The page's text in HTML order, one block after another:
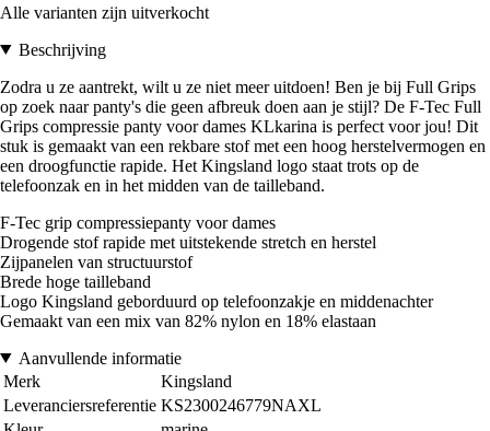
Alle varianten zijn uitverkocht
Beschrijving
Zodra u ze aantrekt, wilt u ze niet meer uitdoen! Ben je bij Full Grips
op zoek naar panty's die geen afbreuk doen aan je stijl? De F-Tec Full
Grips compressie panty voor dames KLkarina is perfect voor jou! Dit
stuk is gemaakt van een rekbare stof met een hoog herstelvermogen en
een droogfunctie rapide. Het Kingsland logo staat trots op de
telefoonzak en in het midden van de tailleband.
F-Tec grip compressiepanty voor dames
Drogende stof rapide met uitstekende stretch en herstel
Zijpanelen van structuurstof
Brede hoge tailleband
Logo Kingsland geborduurd op telefoonzakje en middenachter
Gemaakt van een mix van 82% nylon en 18% elastaan
Aanvullende informatie
Merk
Kingsland
Leveranciersreferentie KS2300246779NAXL